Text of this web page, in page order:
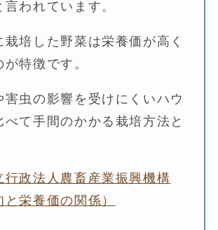
われています。
培した野菜は栄養価が高く
特徴です。
害虫の影響を受けにくいハウ
べて手間のかかる栽培方法と
行政法人農畜産業振興機構
と栄養価の関係）